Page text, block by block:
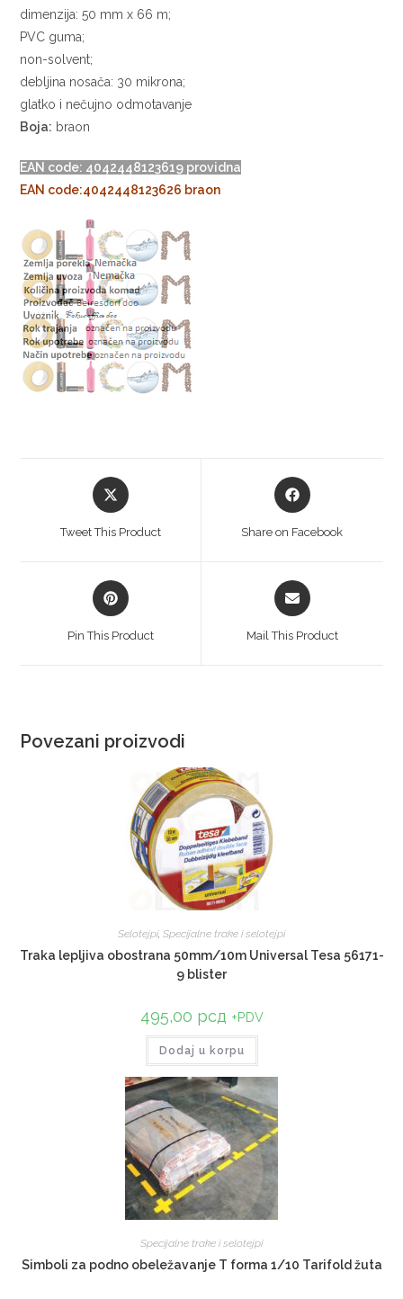
dimenzija: 50 mm x 66 m;
PVC guma;
non-solvent;
debljina nosača: 30 mikrona;
glatko i nečujno odmotavanje
Boja: braon
EAN code: 4042448123619 providna
EAN code:4042448123626 braon
Tweet This Product Share on Facebook
Pin This Product Mail This Product
Povezani proizvodi
Selotejpi, Specijalne trake i selotejpi
Traka lepljiva obostrana 50mm/10m Universal Tesa 56171-
9 blister
495,00 рсд +PDV
Dodaj u korpu
Specijalne trake i selotejpi
Simboli za podno obeležavanje T forma 1/10 Tarifold žuta